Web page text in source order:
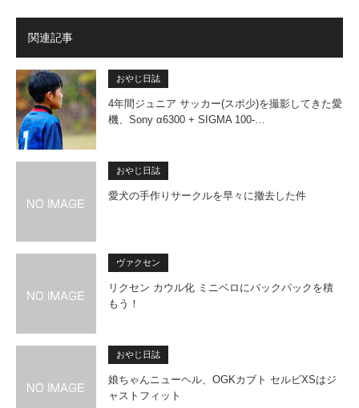
関連記事
おやじ日誌
4年間ジュニア サッカー(スポ少)を撮影してきた愛
機、Sony α6300 + SIGMA 100-…
おやじ日誌
愛犬の手作りサークルを早々に撤去した件
ヴァクセン
リクセン カウル化 ミニベロにバックパックを積
もう！
おやじ日誌
娘ちゃんニューヘル、OGKカブト セルビXSはジ
ャストフィット